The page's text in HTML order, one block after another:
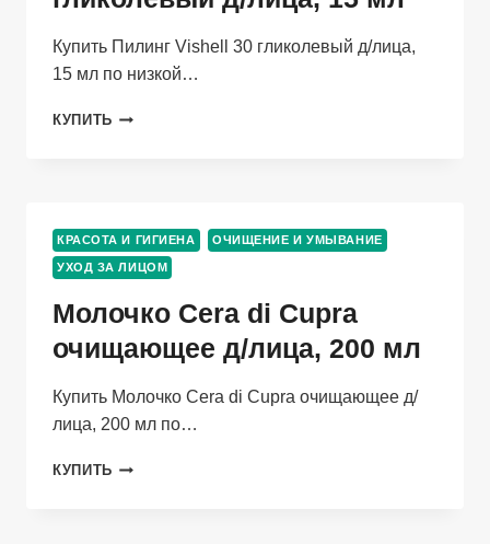
Купить Пилинг Vishell 30 гликолевый д/лица,
15 мл по низкой…
КУПИТЬ ПИЛИНГ
ЛИЦА,
15
МЛ
КРАСОТА И ГИГИЕНА ОЧИЩЕНИЕ И УМЫВАНИЕ
УХОД ЗА ЛИЦОМ
Молочко Cera di Cupra
очищающее д/лица, 200 мл
Купить Молочко Cera di Cupra очищающее д/
лица, 200 мл по…
КУПИТЬ МОЛОЧКО